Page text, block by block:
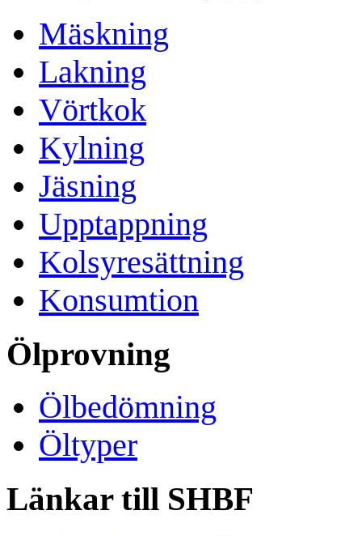
Mäskning
Lakning
Vörtkok
Kylning
Jäsning
Upptappning
Kolsyresättning
Konsumtion
Ölprovning
Ölbedömning
Öltyper
Länkar till SHBF